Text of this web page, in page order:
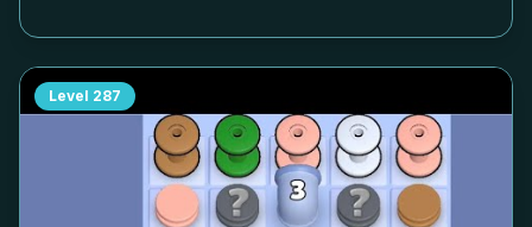
Level 287